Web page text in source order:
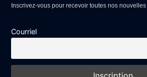
Inscrivez-vous pour recevoir toutes nos
Courriel